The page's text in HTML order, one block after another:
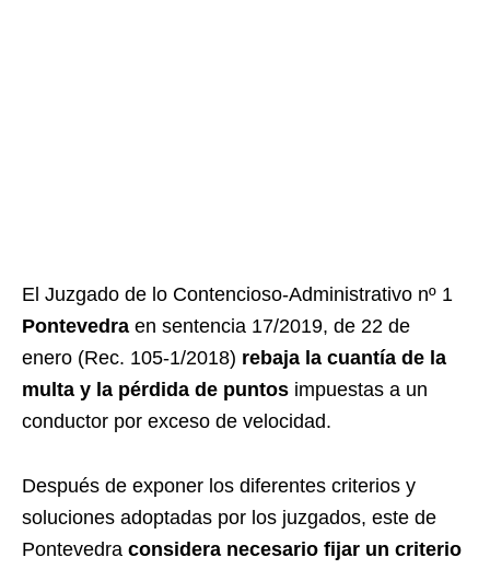
El Juzgado de lo Contencioso-Administrativo nº 1
Pontevedra en sentencia 17/2019, de 22 de
enero (Rec. 105-1/2018) rebaja la cuantía de la
multa y la pérdida de puntos impuestas a un
conductor por exceso de velocidad.
Después de exponer los diferentes criterios y
soluciones adoptadas por los juzgados, este de
Pontevedra considera necesario fijar un criterio